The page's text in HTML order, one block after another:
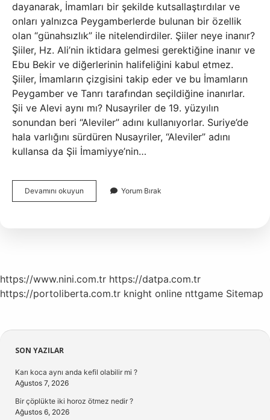
dayanarak, İmamları bir şekilde kutsallaştırdılar ve
onları yalnızca Peygamberlerde bulunan bir özellik
olan “günahsızlık” ile nitelendirdiler. Şiiler neye inanır?
Şiiler, Hz. Ali’nin iktidara gelmesi gerektiğine inanır ve
Ebu Bekir ve diğerlerinin halifeliğini kabul etmez.
Şiiler, İmamların çizgisini takip eder ve bu İmamların
Peygamber ve Tanrı tarafından seçildiğine inanırlar.
Şii ve Alevi aynı mı? Nusayriler de 19. yüzyılın
sonundan beri “Aleviler” adını kullanıyorlar. Suriye’de
hala varlığını sürdüren Nusayriler, “Aleviler” adını
kullansa da Şii İmamiyye’nin…
Devamını okuyun
Mezhebi
Yorum Bırak
https://www.nini.com.tr https://datpa.com.tr
https://portoliberta.com.tr knight online nttgame Sitemap
Sidebar
SON YAZILAR
Karı koca aynı anda kefil olabilir mi ?
Ağustos 7, 2026
Bir çöplükte iki horoz ötmez nedir ?
Ağustos 6, 2026